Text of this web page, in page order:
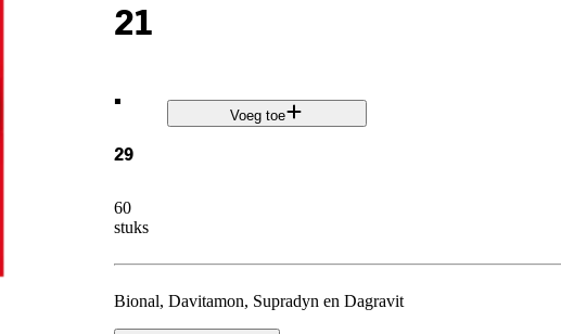
21
.
29
60
stuks
Voeg toe
Bional, Davitamon, Supradyn en Dagravit